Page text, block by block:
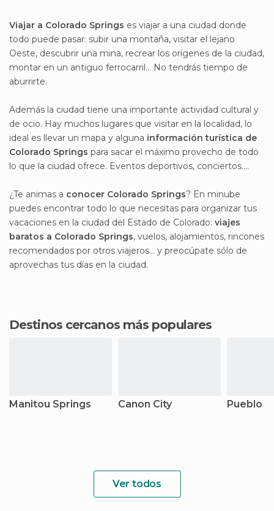
Viajar a Colorado Springs es viajar a una ciudad donde
todo puede pasar: subir una montaña, visitar el lejano
Oeste, descubrir una mina, recrear los orígenes de la ciudad,
montar en un antiguo ferrocarril… No tendrás tiempo de
aburrirte.
Además la ciudad tiene una importante actividad cultural y
de ocio. Hay muchos lugares que visitar en la localidad, lo
ideal es llevar un mapa y alguna información turística de
Colorado Springs para sacar el máximo provecho de todo
lo que la ciudad ofrece. Eventos deportivos, conciertos….
¿Te animas a conocer Colorado Springs? En minube
puedes encontrar todo lo que necesitas para organizar tus
vacaciones en la ciudad del Estado de Colorado: viajes
baratos a Colorado Springs, vuelos, alojamientos, rincones
recomendados por otros viajeros… y preocúpate sólo de
aprovechas tus días en la ciudad.
Destinos cercanos más populares
Manitou Springs Canon City Pueblo
Ver todos